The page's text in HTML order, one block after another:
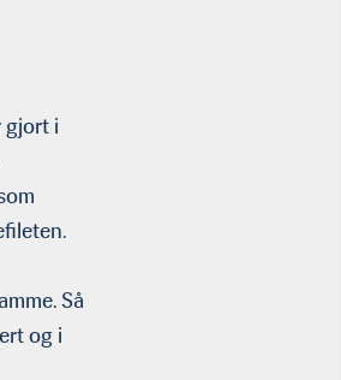
gjort i
Så
og i